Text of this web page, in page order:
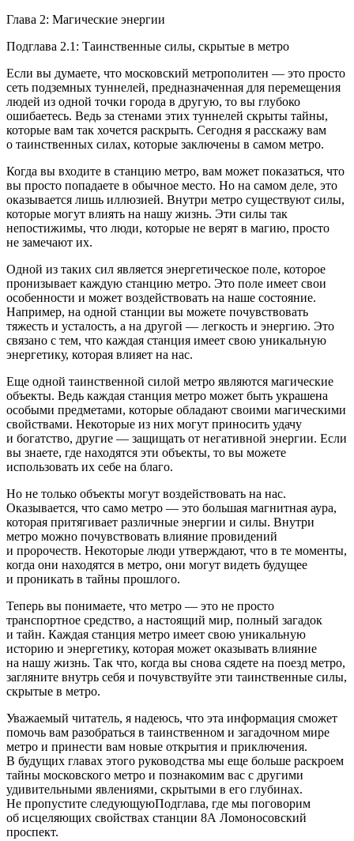
Глава 2: Магические энергии
Подглава 2.1: Таинственные силы, скрытые в метро
Если вы думаете, что московский метрополитен — это просто
сеть подземных туннелей, предназначенная для перемещения
людей из одной точки города в другую, то вы глубоко
ошибаетесь. Ведь за стенами этих туннелей скрыты тайны,
которые вам так хочется раскрыть. Сегодня я расскажу вам
о таинственных силах, которые заключены в самом метро.
Когда вы входите в станцию метро, вам может показаться, что
вы просто попадаете в обычное место. Но на самом деле, это
оказывается лишь иллюзией. Внутри метро существуют силы,
которые могут влиять на нашу жизнь. Эти силы так
непостижимы, что люди, которые не верят в магию, просто
не замечают их.
Одной из таких сил является энергетическое поле, которое
пронизывает каждую станцию метро. Это поле имеет свои
особенности и может воздействовать на наше состояние.
Например, на одной станции вы можете почувствовать
тяжесть и усталость, а на другой — легкость и энергию. Это
связано с тем, что каждая станция имеет свою уникальную
энергетику, которая влияет на нас.
Еще одной таинственной силой метро являются магические
объекты. Ведь каждая станция метро может быть украшена
особыми предметами, которые обладают своими магическими
свойствами. Некоторые из них могут приносить удачу
и богатство, другие — защищать от негативной энергии. Если
вы знаете, где находятся эти объекты, то вы можете
использовать их себе на благо.
Но не только объекты могут воздействовать на нас.
Оказывается, что само метро — это большая магнитная аура,
которая притягивает различные энергии и силы. Внутри
метро можно почувствовать влияние провидений
и пророчеств. Некоторые люди утверждают, что в те моменты,
когда они находятся в метро, они могут видеть будущее
и проникать в тайны прошлого.
Теперь вы понимаете, что метро — это не просто
транспортное средство, а настоящий мир, полный загадок
и тайн. Каждая станция метро имеет свою уникальную
историю и энергетику, которая может оказывать влияние
на нашу жизнь. Так что, когда вы снова сядете на поезд метро,
загляните внутрь себя и почувствуйте эти таинственные силы,
скрытые в метро.
Уважаемый читатель, я надеюсь, что эта информация сможет
помочь вам разобраться в таинственном и загадочном мире
метро и принести вам новые открытия и приключения.
В будущих главах этого руководства мы еще больше раскроем
тайны московского метро и познакомим вас с другими
удивительными явлениями, скрытыми в его глубинах.
Не пропустите следующуюПодглава, где мы поговорим
об исцеляющих свойствах станции 8А Ломоносовский
проспект.